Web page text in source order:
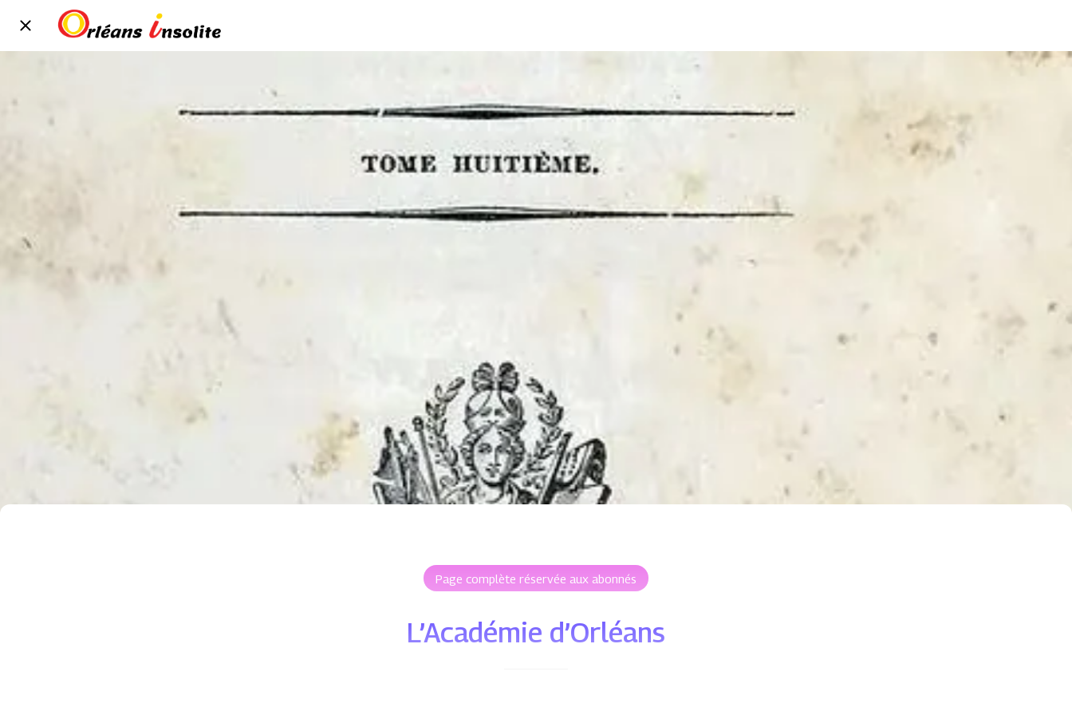
Page complète réservée aux abonnés
L’Académie d’Orléans